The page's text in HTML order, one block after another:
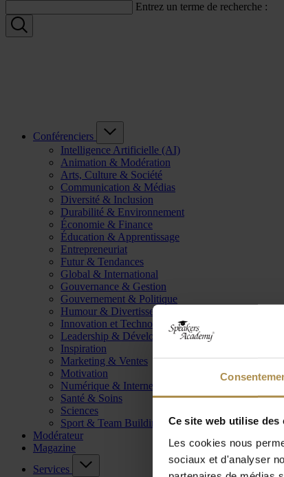
Ce site web utilise des
Les cookies nous
sociaux et d'analyser
Entrez un terme de recherche :
Conférenciers
Intelligence Artificielle (AI)
Animation & Modération
Arts, Culture & Société
Communication & Médias
Diversité & Inclusion
Durabilité & Environnement
Économie & Finance
Éducation & Apprentissage
Entrepreneuriat
Futur & Tendances
Global & International
Gouvernance & Gestion
Gouvernement & Politique
Humour & Divertissement
Innovation et Technologie
Leadership & Développement
Inspiration
Marketing & Ventes
Motivation
Numérique & Internet
Santé & Soins
Sciences
Sport & Team Building
Modérateur
Magazine
Services